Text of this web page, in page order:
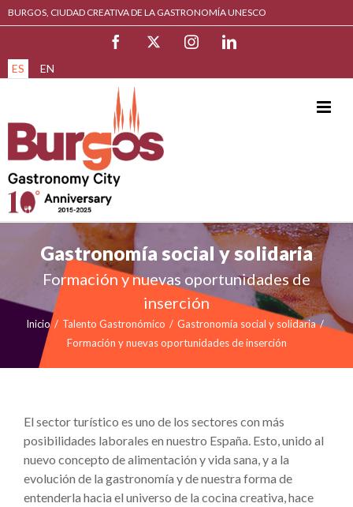
Saltar
al
BURGOS, CIUDAD CREATIVA DE LA GASTRONOMÍA UNESCO
Facebook
X InstagramLinkedIn
EN
ES
Gastronomía social y solidaria
Formación y nuevas oportunidades de
inserción
Inicio / Talento Gastronómico / Gastronomía social y solidaria /
Formación y nuevas oportunidades de inserción
El sector turístico es uno de los sectores con más
posibilidades laborales en nuestro España. Esto, unido al
nuevo concepto de alimentación y vida sana, y a la
evolución de la gastronomía y de nuestra forma de
entenderla hacia el universo de la cocina creativa, hace